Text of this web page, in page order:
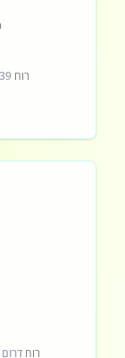
רוח 39 מעלות
רוח